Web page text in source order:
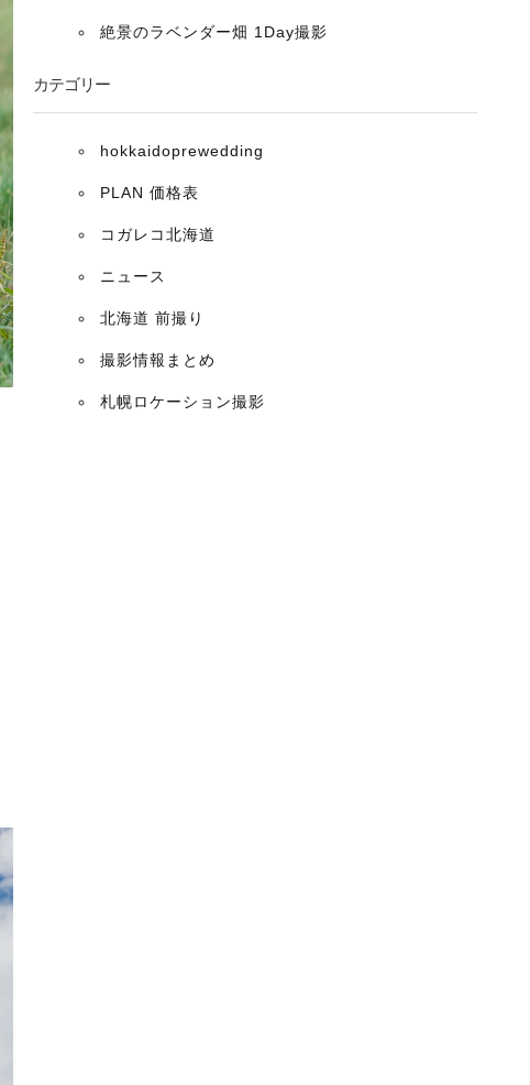
絶景のラベンダー畑 1Day撮影
カテゴリー
hokkaidoprewedding
PLAN 価格表
コガレコ北海道
ニュース
北海道 前撮り
撮影情報まとめ
札幌ロケーション撮影